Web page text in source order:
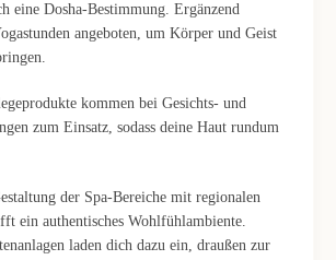
eine Dosha-Bestimmung. Ergänzend
angeboten, um Körper und Geist
kommen bei Gesichts- und
zum Einsatz, sodass deine Haut rundum
der Spa-Bereiche mit regionalen
ein authentisches Wohlfühlambiente.
laden dich dazu ein, draußen zur